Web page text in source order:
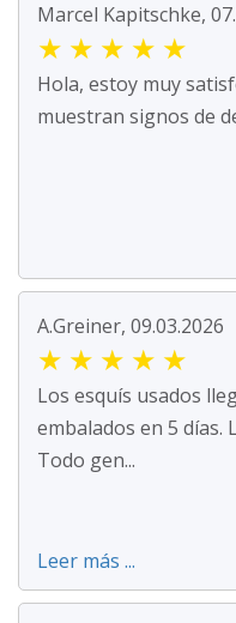
Marcel Kapitschke,
★ ★ ★ ★ ★
Hola, estoy muy
muestran signos de
A.Greiner, 09.03.2026
★ ★ ★ ★ ★
Los esquís usados
embalados en 5 días.
Todo gen...
Leer más ...